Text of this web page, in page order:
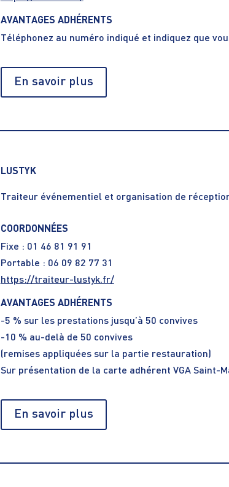
AVANTAGES ADHÉRENTS
Téléphonez au numéro indiqué et indiquez que
En savoir plus
LUSTYK
Traiteur événementiel et organisation de
COORDONNÉES
Fixe : 01 46 81 91 91
Portable : 06 09 82 77 31
https://traiteur-lustyk.fr/
AVANTAGES ADHÉRENTS
-5 % sur les prestations jusqu’à 50 convives
-10 % au-delà de 50 convives
(remises appliquées sur la partie restauration)
Sur présentation de la carte adhérent VGA Saint-
En savoir plus